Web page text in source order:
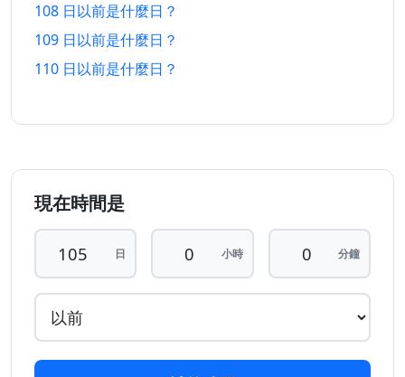
101 日
以前
30/4/2026
以前
以後
104 日
以前
27/4/2026
以後
以前
26/4/2026
以後
22/11/2026
106 日
25/4/2026 23/11/2026
108 日以前是什麼日？
109 日以前是什麼日？
110 日以前是什麼日？
現在時間是
日 小時 分鐘